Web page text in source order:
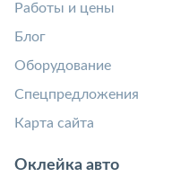
Работы и цены
Блог
Оборудование
Спецпредложения
Карта сайта
Оклейка авто